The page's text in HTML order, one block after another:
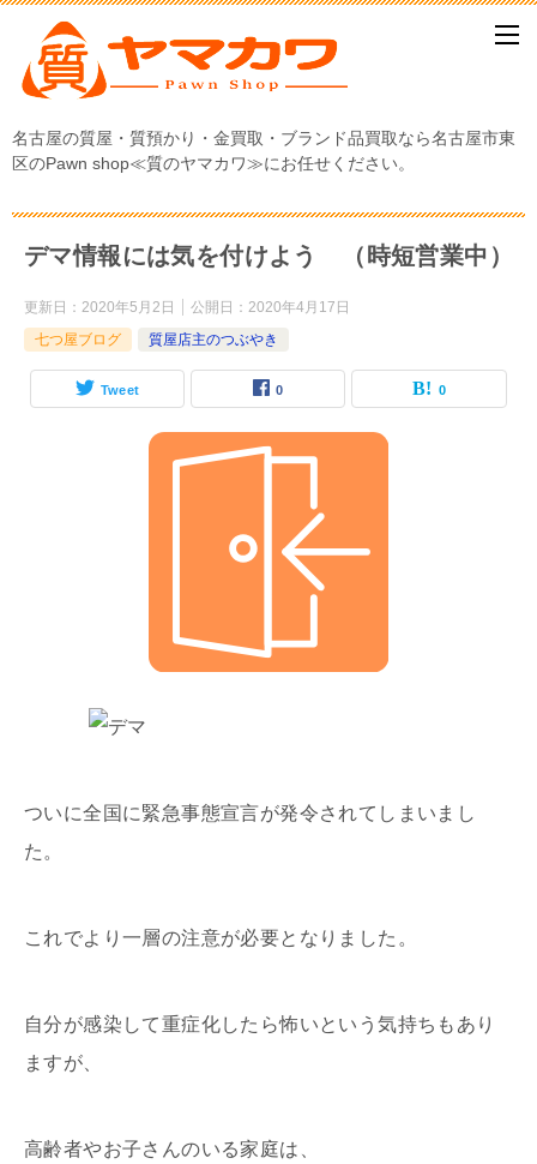
名古屋の質屋・質預かり・金買取・ブランド品買取なら名古屋市東
区のPawn shop≪質のヤマカワ≫にお任せください。
デマ情報には気を付けよう （時短営業中）
更新日： 2020年5月2日 公開日： 2020年4月17日
七つ屋ブログ
質屋店主のつぶやき
Tweet 0 0
ついに全国に緊急事態宣言が発令されてしまいまし
た。
これでより一層の注意が必要となりました。
自分が感染して重症化したら怖いという気持ちもあり
ますが、
高齢者やお子さんのいる家庭は、